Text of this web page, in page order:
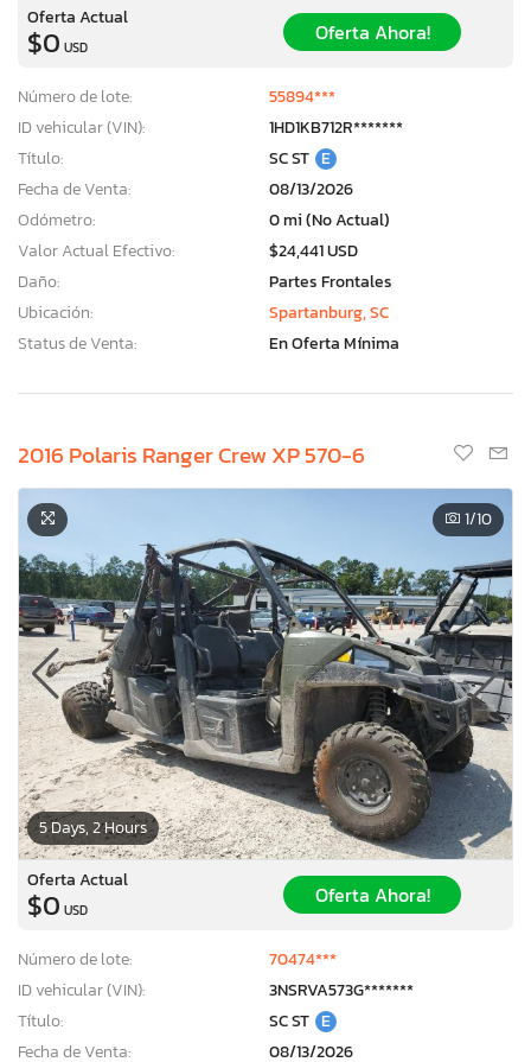
Oferta Actual
$0 USD
Oferta Ahora!
Número de lote:
55894***
ID vehicular (VIN):
1HD1KB712R*******
Título:
SC ST E
Fecha de Venta:
08/13/2026
Odómetro:
0 mi (No Actual)
Valor Actual Efectivo:
$24,441 USD
Daño:
Partes Frontales
Ubicación:
Spartanburg, SC
Status de Venta:
En Oferta Mínima
2016 Polaris Ranger Crew XP 570-6
5 Days, 2 Hours
1/10
Oferta Actual
$0 USD
Oferta Ahora!
Número de lote:
70474***
ID vehicular (VIN):
3NSRVA573G*******
Título:
SC ST E
Fecha de Venta:
08/13/2026